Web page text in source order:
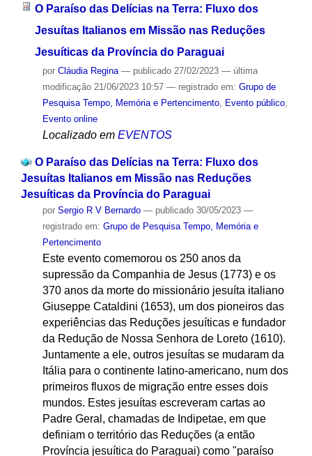
O Paraíso das Delícias na Terra: Fluxo dos
Jesuítas Italianos em Missão nas Reduções
Jesuíticas da Província do Paraguai
por Cláudia Regina — publicado27/02/2023 — última
modificação21/06/2023 10:57 — registrado em: Grupo de
Pesquisa Tempo, Memória e Pertencimento, Evento público,
Evento online
Localizado em EVENTOS
O Paraíso das Delícias na Terra: Fluxo dos
Jesuítas Italianos em Missão nas Reduções
Jesuíticas da Província do Paraguai
por Sergio R V Bernardo — publicado30/05/2023 —
registrado em: Grupo de Pesquisa Tempo, Memória e
Pertencimento
Este evento comemorou os 250 anos da
supressão da Companhia de Jesus (1773) e os
370 anos da morte do missionário jesuíta italiano
Giuseppe Cataldini (1653), um dos pioneiros das
experiências das Reduções jesuíticas e fundador
da Redução de Nossa Senhora de Loreto (1610).
Juntamente a ele, outros jesuítas se mudaram da
Itália para o continente latino-americano, num dos
primeiros fluxos de migração entre esses dois
mundos. Estes jesuítas escreveram cartas ao
Padre Geral, chamadas de Indipetae, em que
definiam o território das Reduções (a então
Província jesuítica do Paraguai) como "paraíso